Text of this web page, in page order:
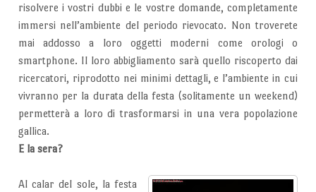
risolvere i vostri dubbi e le vostre domande, completamente
immersi nell’ambiente del periodo rievocato. Non troverete
mai addosso a loro oggetti moderni come orologi o
smartphone. Il loro abbigliamento sarà quello riscoperto dai
ricercatori, riprodotto nei minimi dettagli, e l’ambiente in cui
vivranno per la durata della festa (solitamente un weekend)
permetterà a loro di trasformarsi in una vera popolazione
gallica.
E la sera?
Al calar del sole, la festa